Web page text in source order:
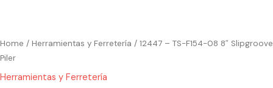
Home / Herramientas y Ferretería / 12447 – TS-F154-08 8″ Slipgroove
Piler
Herramientas y Ferretería